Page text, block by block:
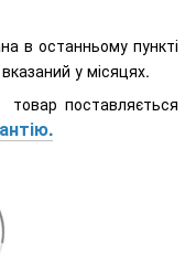
в останньому пункті
у місяцях.
товар поставляється